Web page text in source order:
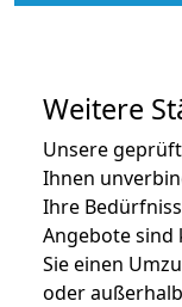
Weitere
Unsere
Ihnen
Ihre
Angebote sind
Sie einen
oder